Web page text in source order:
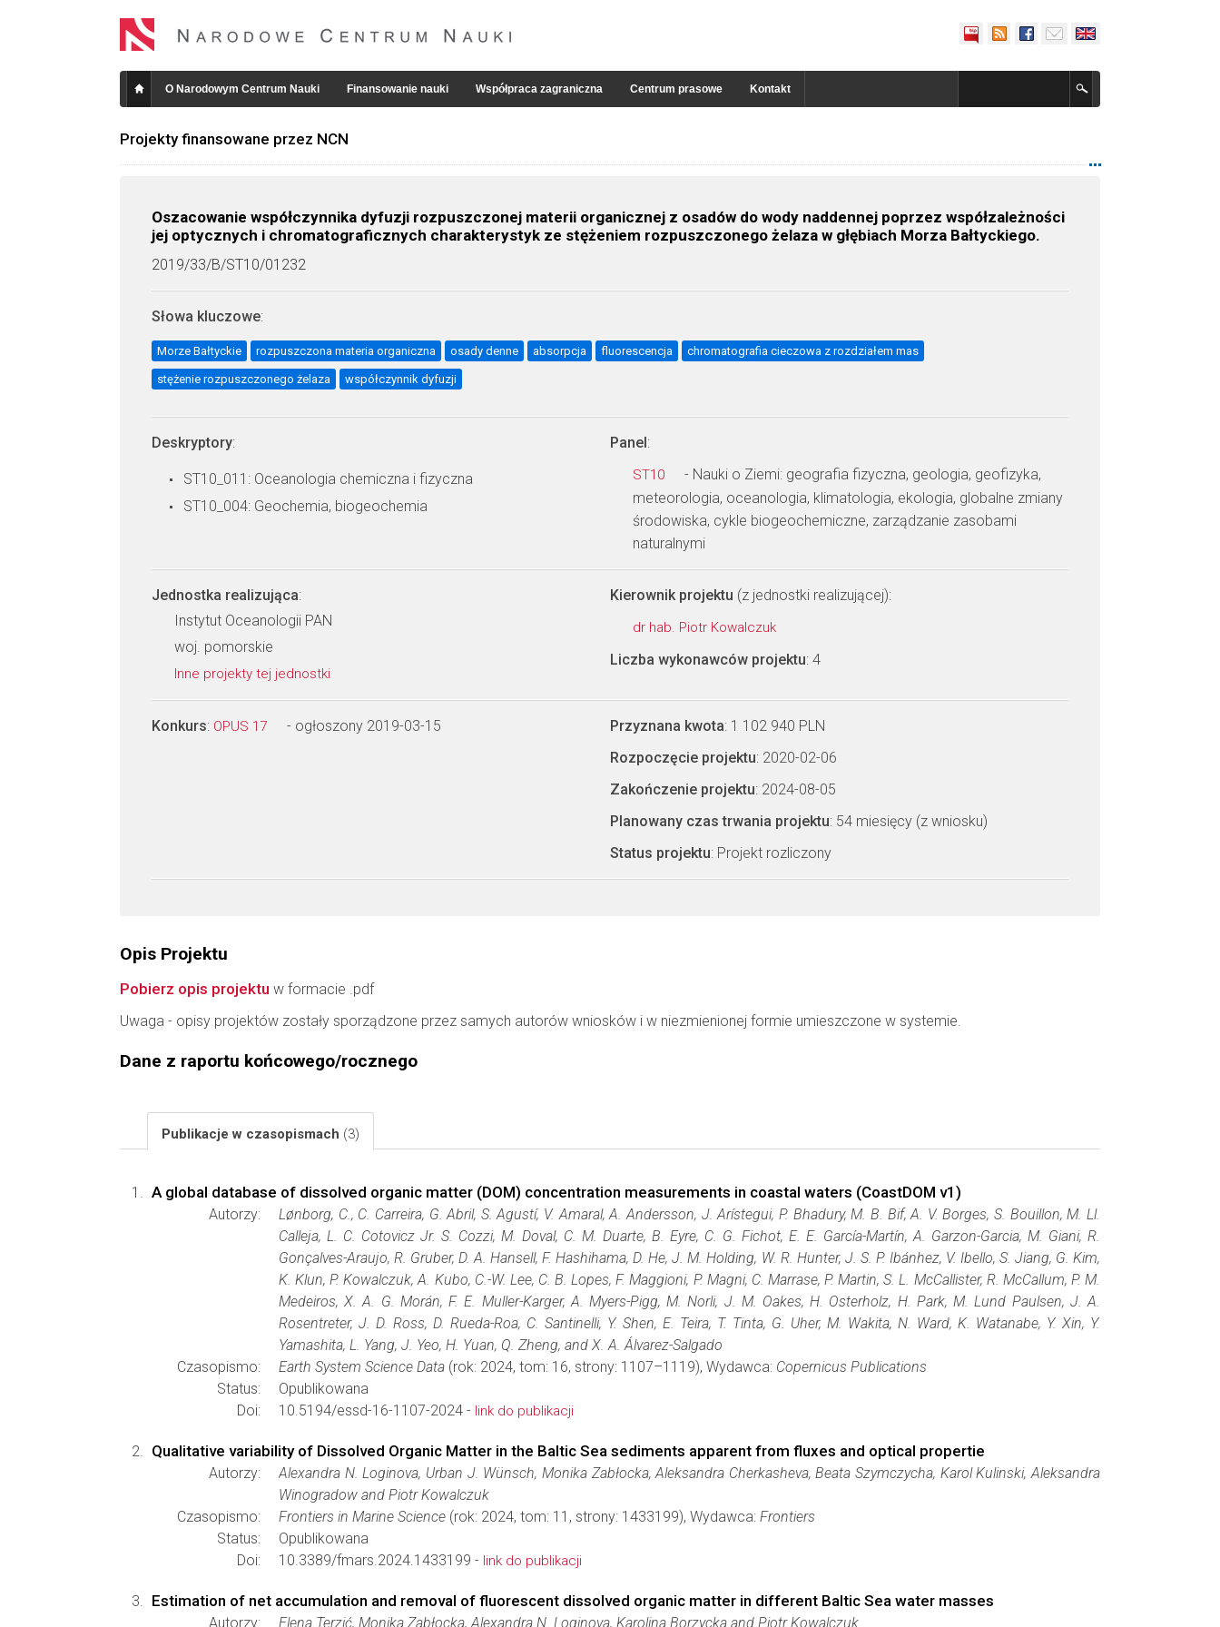
O Narodowym Centrum Nauki Finansowanie nauki Współpraca zagraniczna Centrum prasowe Kontakt
Projekty finansowane przez NCN
Oszacowanie współczynnika dyfuzji rozpuszczonej materii organicznej z osadów do wody naddennej poprzez współzależności
jej optycznych i chromatograficznych charakterystyk ze stężeniem rozpuszczonego żelaza w głębiach Morza Bałtyckiego.
2019/33/B/ST10/01232
Słowa kluczowe:
Morze Bałtyckie rozpuszczona materia organiczna osady denne absorpcja fluorescencja chromatografia cieczowa z rozdziałem mas
stężenie rozpuszczonego żelaza współczynnik dyfuzji
Deskryptory:
ST10_011: Oceanologia chemiczna i fizyczna
ST10_004: Geochemia, biogeochemia
Panel:
ST10
- Nauki o Ziemi: geografia fizyczna, geologia, geofizyka,
meteorologia, oceanologia, klimatologia, ekologia, globalne zmiany
środowiska, cykle biogeochemiczne, zarządzanie zasobami
naturalnymi
Jednostka realizująca:
Instytut Oceanologii PAN
woj. pomorskie
Inne projekty tej jednostki
Kierownik projektu (z jednostki realizującej):
dr hab. Piotr Kowalczuk
Liczba wykonawców projektu: 4
Konkurs: OPUS 17 - ogłoszony 2019-03-15 Przyznana kwota: 1 102 940 PLN
Rozpoczęcie projektu: 2020-02-06
Zakończenie projektu: 2024-08-05
Planowany czas trwania projektu: 54 miesięcy (z wniosku)
Status projektu: Projekt rozliczony
Opis Projektu
Pobierz opis projektu w formacie .pdf
Uwaga - opisy projektów zostały sporządzone przez samych autorów wniosków i w niezmienionej formie umieszczone w systemie.
Dane z raportu końcowego/rocznego
Publikacje w czasopismach (3)
A global database of dissolved organic matter (DOM) concentration measurements in coastal waters (CoastDOM v1)
Autorzy:
Lønborg, C., C. Carreira, G. Abril, S. Agustí, V. Amaral, A. Andersson, J. Arístegui, P. Bhadury, M. B. Bif, A. V. Borges, S. Bouillon, M. Ll.
Calleja, L. C. Cotovicz Jr. S. Cozzi, M. Doval, C. M. Duarte, B. Eyre, C. G. Fichot, E. E. García-Martín, A. Garzon-Garcia, M. Giani, R.
Gonçalves-Araujo, R. Gruber, D. A. Hansell, F. Hashihama, D. He, J. M. Holding, W. R. Hunter, J. S. P. Ibánhez, V. Ibello, S. Jiang, G. Kim,
K. Klun, P. Kowalczuk, A. Kubo, C.-W. Lee, C. B. Lopes, F. Maggioni, P. Magni, C. Marrase, P. Martin, S. L. McCallister, R. McCallum, P. M.
Medeiros, X. A. G. Morán, F. E. Muller-Karger, A. Myers-Pigg, M. Norli, J. M. Oakes, H. Osterholz, H. Park, M. Lund Paulsen, J. A.
Rosentreter, J. D. Ross, D. Rueda-Roa, C. Santinelli, Y. Shen, E. Teira, T. Tinta, G. Uher, M. Wakita, N. Ward, K. Watanabe, Y. Xin, Y.
Yamashita, L. Yang, J. Yeo, H. Yuan, Q. Zheng, and X. A. Álvarez-Salgado
Czasopismo:
Earth System Science Data (rok: 2024, tom: 16, strony: 1107–1119), Wydawca: Copernicus Publications
Status:
Opublikowana
Doi:
10.5194/essd-16-1107-2024 - link do publikacji
Qualitative variability of Dissolved Organic Matter in the Baltic Sea sediments apparent from fluxes and optical propertie
Autorzy:
Alexandra N. Loginova, Urban J. Wünsch, Monika Zabłocka, Aleksandra Cherkasheva, Beata Szymczycha, Karol Kulinski, Aleksandra
Winogradow and Piotr Kowalczuk
Czasopismo:
Frontiers in Marine Science (rok: 2024, tom: 11, strony: 1433199), Wydawca: Frontiers
Status:
Opublikowana
Doi:
10.3389/fmars.2024.1433199 - link do publikacji
Estimation of net accumulation and removal of fluorescent dissolved organic matter in different Baltic Sea water masses
Autorzy: Elena Terzić, Monika Zabłocka, Alexandra N. Loginova, Karolina Borzycka and Piotr Kowalczuk